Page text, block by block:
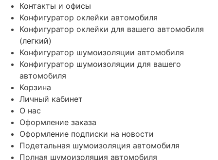
Контакты и офисы
Конфигуратор оклейки автомобиля
Конфигуратор оклейки для вашего автомобиля
(легкий)
Конфигуратор шумоизоляции автомобиля
Конфигуратор шумоизоляции для вашего
автомобиля
Корзина
Личный кабинет
О нас
Оформление заказа
Оформление подписки на новости
Подетальная шумоизоляция автомобиля
Полная шумоизоляция автомобиля